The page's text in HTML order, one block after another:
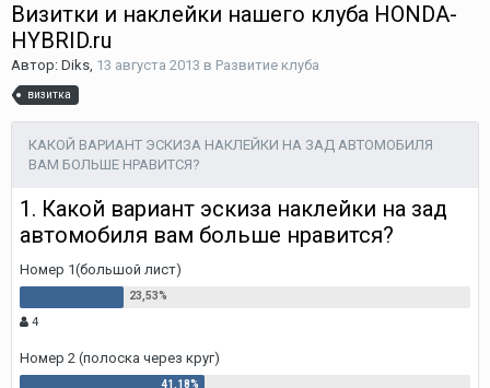
Визитки и наклейки нашего клуба HONDA-
HYBRID.ru
Автор: Diks, 13 августа 2013 в Развитие клуба
визитка
КАКОЙ ВАРИАНТ ЭСКИЗА НАКЛЕЙКИ НА ЗАД АВТОМОБИЛЯ
ВАМ БОЛЬШЕ НРАВИТСЯ?
1. Какой вариант эскиза наклейки на зад
автомобиля вам больше нравится?
Номер 1(большой лист)
4
Номер 2 (полоска через круг)